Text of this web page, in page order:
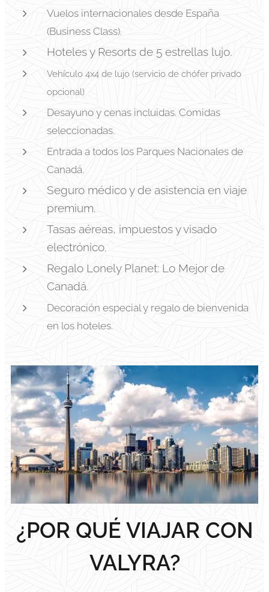
Vuelos internacionales desde España
(Business Class).
Hoteles y Resorts de 5 estrellas lujo.
Vehículo 4x4 de lujo (servicio de chófer privado
opcional)
Desayuno y cenas incluidas. Comidas
seleccionadas.
Entrada a todos los Parques Nacionales de
Canadá.
Seguro médico y de asistencia en viaje
premium.
Tasas aéreas, impuestos y visado
electrónico.
Regalo Lonely Planet: Lo Mejor de
Canadá.
Decoración especial y regalo de bienvenida
en los hoteles.
¿POR QUÉ VIAJAR CON
VALYRA?